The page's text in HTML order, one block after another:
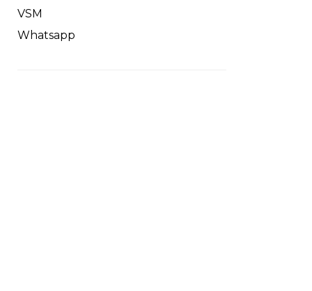
VSM
Whatsapp